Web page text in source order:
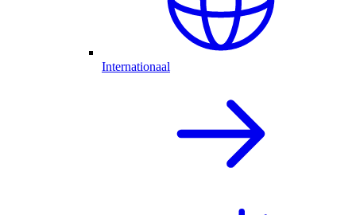
Internationaal